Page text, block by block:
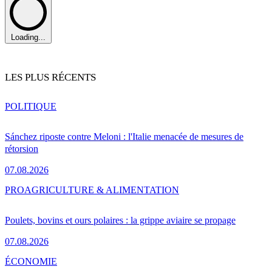
Loading...
LES PLUS RÉCENTS
Sánchez riposte contre Meloni : l'Italie menacée de mesures de
rétorsion
07.08.2026
POLITIQUE
Poulets, bovins et ours polaires : la grippe aviaire se propage
07.08.2026
PROAGRICULTURE & ALIMENTATION
ÉCONOMIE